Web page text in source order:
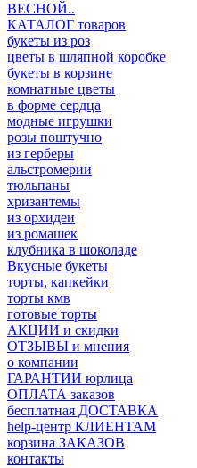
ВЕСНОЙ..
КАТАЛОГ товаров
букеты из роз
цветы в шляпной коробке
букеты в корзине
комнатные цветы
в форме сердца
модные игрушки
розы поштучно
из герберы
альстромерии
тюльпаны
хризантемы
из орхидеи
из ромашек
клубника в шоколаде
Вкусные букеты
торты, капкейки
торты кмв
готовые торты
АКЦИИ и скидки
ОТЗЫВЫ и мнения
о компании
ГАРАНТИИ юрлица
ОПЛАТА заказов
бесплатная ДОСТАВКА
help-центр КЛИЕНТАМ
корзина ЗАКАЗОВ
контакты